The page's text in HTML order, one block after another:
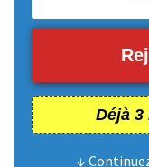
Déjà
↓